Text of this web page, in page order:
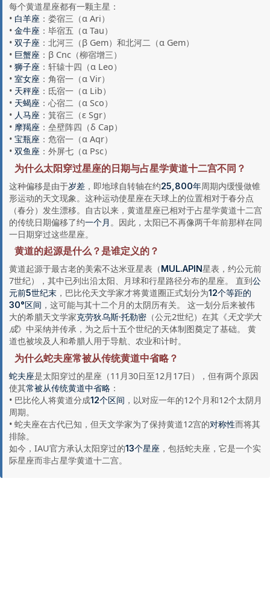
每个黄道星座都有一颗主星：
• 白羊座 ：娄宿三（α Ari）
•金牛座 ：毕宿五（α Tau）
•双子座 ：北河三（β Gem）和北河二（α Gem）
• 巨蟹座 ：β Cnc（柳宿增三）
•狮子座 ：轩辕十四（α Leo）
•室女座 ：角宿一（α Vir）
• 天秤座 ：氐宿一（α Lib）
• 天蝎座 ：心宿二（α Sco）
• 人马座 ：箕宿三（ε Sgr）
• 摩羯座 ：垒壁阵四（δ Cap）
•宝瓶座 ：危宿一（α Aqr）
•双鱼座 ：外屏七（α Psc）
为什么太阳穿过星座的日期与占星学黄道十二宫不同？
这种偏移是由于岁差 ，即地球自转轴在约25,800年周期内缓慢做锥
形运动的天文现象。这种运动使星座在天球上的位置相对于春分点
（春分）发生漂移。自古以来，黄道星座已相对于占星学黄道十二宫
的传统日期偏移了约一个月 。因此，太阳已不再像两千年前那样在同
一日期穿过这些星座。
黄道的起源是什么？是谁定义的？
黄道起源于最古老的美索不达米亚星表（MUL.APIN星表，约公元前
7世纪），其中已列出沿太阳、月球和行星路径分布的星座。 直到公
元前5世纪末 ，巴比伦天文学家才将黄道圈正式划分为12个等距的
30°区间 ，这可能与其十二个月的太阴历有关。 这一划分后来被伟
大的希腊天文学家克劳狄乌斯·托勒密 （公元2世纪）在其《天文学大
成》中采纳并传承，为之后十五个世纪的天体制图奠定了基础。 黄
道也被埃及人和希腊人用于导航、农业和计时。
为什么蛇夫座常被从传统黄道中省略？
蛇夫座是太阳穿过的星座（11月30日至12月17日），但有两个原因
使其常被从传统黄道中省略 ：
• 巴比伦人将黄道分成12个区间 ，以对应一年的12个月和12个太阴月
周期。
• 蛇夫座在古代已知，但天文学家为了保持黄道12宫的对称性而将其
排除。
如今，IAU官方承认太阳穿过的13个星座 ，包括蛇夫座，它是一个实
际星座而非占星学黄道十二宫。